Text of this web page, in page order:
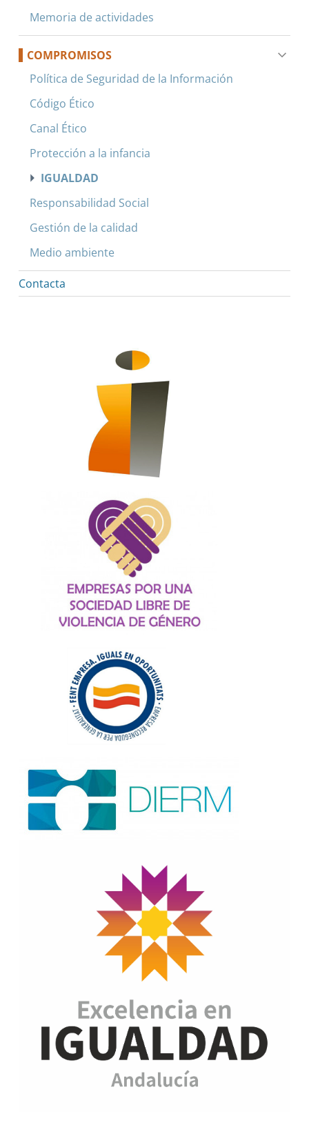
Memoria de actividades
COMPROMISOS
Política de Seguridad de la Información
Código Ético
Canal Ético
Protección a la infancia
IGUALDAD
Responsabilidad Social
Gestión de la calidad
Medio ambiente
Contacta